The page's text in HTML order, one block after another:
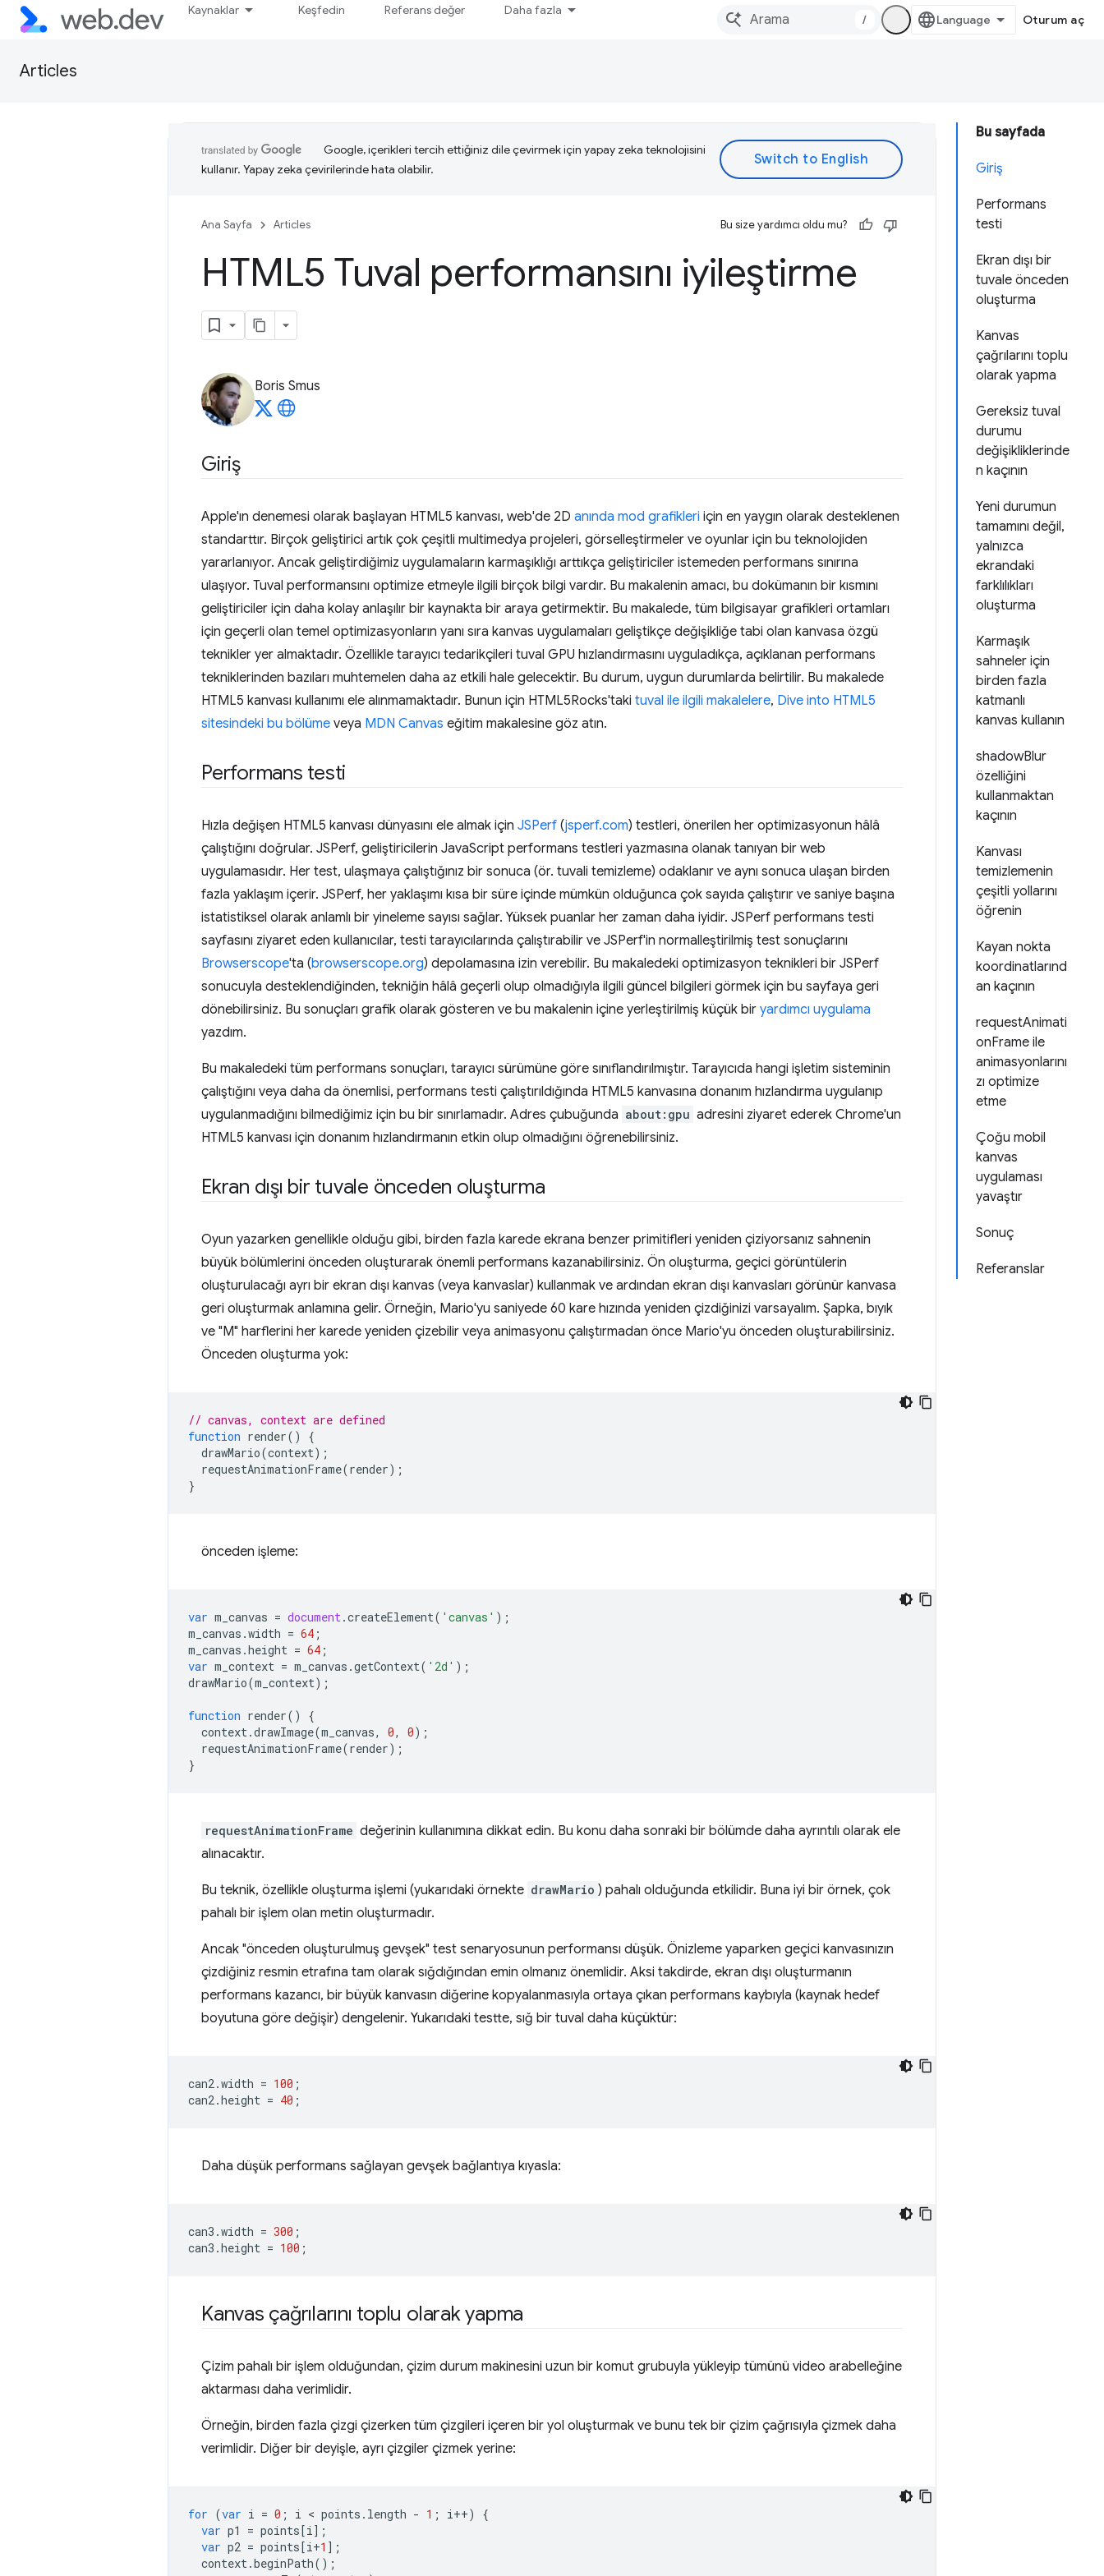
Kaynaklar Keşfedin Referans değer Daha fazla
/ Oturum aç
Articles
Bu sayfada
Giriş
Performans
testi
Ekran dışı bir
tuvale önceden
oluşturma
Kanvas
çağrılarını toplu
olarak yapma
Gereksiz tuval
durumu
değişikliklerinde
n kaçının
Yeni durumun
tamamını değil,
yalnızca
ekrandaki
farklılıkları
oluşturma
Karmaşık
sahneler için
birden fazla
katmanlı
kanvas kullanın
shadowBlur
özelliğini
kullanmaktan
kaçının
Kanvası
temizlemenin
çeşitli yollarını
öğrenin
Kayan nokta
koordinatlarınd
an kaçının
requestAnimati
onFrame ile
animasyonlarını
zı optimize
etme
Çoğu mobil
kanvas
uygulaması
yavaştır
Sonuç
Referanslar
Google, içerikleri tercih ettiğiniz dile çevirmek için yapay zeka teknolojisini
kullanır. Yapay zeka çevirilerinde hata olabilir.
Ana Sayfa Articles Bu size yardımcı oldu mu?
HTML5 Tuval performansını iyileştirme
Boris Smus
Giriş
Apple'ın denemesi olarak başlayan HTML5 kanvası, web'de 2D anında mod grafikleri için en yaygın olarak desteklenen
standarttır. Birçok geliştirici artık çok çeşitli multimedya projeleri, görselleştirmeler ve oyunlar için bu teknolojiden
yararlanıyor. Ancak geliştirdiğimiz uygulamaların karmaşıklığı arttıkça geliştiriciler istemeden performans sınırına
ulaşıyor. Tuval performansını optimize etmeyle ilgili birçok bilgi vardır. Bu makalenin amacı, bu dokümanın bir kısmını
geliştiriciler için daha kolay anlaşılır bir kaynakta bir araya getirmektir. Bu makalede, tüm bilgisayar grafikleri ortamları
için geçerli olan temel optimizasyonların yanı sıra kanvas uygulamaları geliştikçe değişikliğe tabi olan kanvasa özgü
teknikler yer almaktadır. Özellikle tarayıcı tedarikçileri tuval GPU hızlandırmasını uyguladıkça, açıklanan performans
tekniklerinden bazıları muhtemelen daha az etkili hale gelecektir. Bu durum, uygun durumlarda belirtilir. Bu makalede
HTML5 kanvası kullanımı ele alınmamaktadır. Bunun için HTML5Rocks'taki tuval ile ilgili makalelere, Dive into HTML5
sitesindeki bu bölüme veya MDN Canvas eğitim makalesine göz atın.
Performans testi
Hızla değişen HTML5 kanvası dünyasını ele almak için JSPerf (jsperf.com) testleri, önerilen her optimizasyonun hâlâ
çalıştığını doğrular. JSPerf, geliştiricilerin JavaScript performans testleri yazmasına olanak tanıyan bir web
uygulamasıdır. Her test, ulaşmaya çalıştığınız bir sonuca (ör. tuvali temizleme) odaklanır ve aynı sonuca ulaşan birden
fazla yaklaşım içerir. JSPerf, her yaklaşımı kısa bir süre içinde mümkün olduğunca çok sayıda çalıştırır ve saniye başına
istatistiksel olarak anlamlı bir yineleme sayısı sağlar. Yüksek puanlar her zaman daha iyidir. JSPerf performans testi
sayfasını ziyaret eden kullanıcılar, testi tarayıcılarında çalıştırabilir ve JSPerf'in normalleştirilmiş test sonuçlarını
Browserscope'ta (browserscope.org) depolamasına izin verebilir. Bu makaledeki optimizasyon teknikleri bir JSPerf
sonucuyla desteklendiğinden, tekniğin hâlâ geçerli olup olmadığıyla ilgili güncel bilgileri görmek için bu sayfaya geri
dönebilirsiniz. Bu sonuçları grafik olarak gösteren ve bu makalenin içine yerleştirilmiş küçük bir yardımcı uygulama
yazdım.
Bu makaledeki tüm performans sonuçları, tarayıcı sürümüne göre sınıflandırılmıştır. Tarayıcıda hangi işletim sisteminin
çalıştığını veya daha da önemlisi, performans testi çalıştırıldığında HTML5 kanvasına donanım hızlandırma uygulanıp
uygulanmadığını bilmediğimiz için bu bir sınırlamadır. Adres çubuğunda about:gpu adresini ziyaret ederek Chrome'un
HTML5 kanvası için donanım hızlandırmanın etkin olup olmadığını öğrenebilirsiniz.
Ekran dışı bir tuvale önceden oluşturma
Oyun yazarken genellikle olduğu gibi, birden fazla karede ekrana benzer primitifleri yeniden çiziyorsanız sahnenin
büyük bölümlerini önceden oluşturarak önemli performans kazanabilirsiniz. Ön oluşturma, geçici görüntülerin
oluşturulacağı ayrı bir ekran dışı kanvas (veya kanvaslar) kullanmak ve ardından ekran dışı kanvasları görünür kanvasa
geri oluşturmak anlamına gelir. Örneğin, Mario'yu saniyede 60 kare hızında yeniden çizdiğinizi varsayalım. Şapka, bıyık
ve "M" harflerini her karede yeniden çizebilir veya animasyonu çalıştırmadan önce Mario'yu önceden oluşturabilirsiniz.
Önceden oluşturma yok:
// canvas, context are defined
function render()
{
drawMario(context);
requestAnimationFrame(render);
}
önceden işleme:
var m_canvas = document.createElement( 'canvas' );
m_canvas .width = 64 ;
m_canvas .height = 64 ;
var m_context = m_canvas .getContext( '2d' );
drawMario(m_context);
function render()
{
context.drawImage(m_canvas, 0, 0);
requestAnimationFrame(render);
}
requestAnimationFrame değerinin kullanımına dikkat edin. Bu konu daha sonraki bir bölümde daha ayrıntılı olarak ele
alınacaktır.
Bu teknik, özellikle oluşturma işlemi (yukarıdaki örnekte drawMario ) pahalı olduğunda etkilidir. Buna iyi bir örnek, çok
pahalı bir işlem olan metin oluşturmadır.
Ancak "önceden oluşturulmuş gevşek" test senaryosunun performansı düşük. Önizleme yaparken geçici kanvasınızın
çizdiğiniz resmin etrafına tam olarak sığdığından emin olmanız önemlidir. Aksi takdirde, ekran dışı oluşturmanın
performans kazancı, bir büyük kanvasın diğerine kopyalanmasıyla ortaya çıkan performans kaybıyla (kaynak hedef
boyutuna göre değişir) dengelenir. Yukarıdaki testte, sığ bir tuval daha küçüktür:
can2.width = 100 ;
can2.height = 40 ;
Daha düşük performans sağlayan gevşek bağlantıya kıyasla:
can3 .width = 300 ;
can3 .height = 100 ;
Kanvas çağrılarını toplu olarak yapma
Çizim pahalı bir işlem olduğundan, çizim durum makinesini uzun bir komut grubuyla yükleyip tümünü video arabelleğine
aktarması daha verimlidir.
Örneğin, birden fazla çizgi çizerken tüm çizgileri içeren bir yol oluşturmak ve bunu tek bir çizim çağrısıyla çizmek daha
verimlidir. Diğer bir deyişle, ayrı çizgiler çizmek yerine:
for (var i = 0 ; i < points . length - 1 ; i++)
{
var p1 = points[i];
var p2 = points[i+1 ];
context.beginPath();